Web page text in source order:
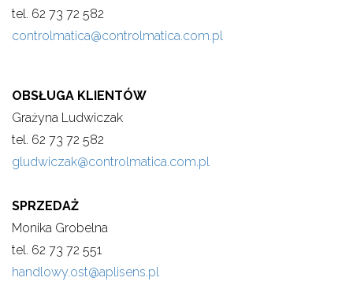
tel. 62 73 72 582
controlmatica@controlmatica.com.pl
OBSŁUGA KLIENTÓW
Grażyna Ludwiczak
tel. 62 73 72 582
gludwiczak@controlmatica.com.pl
SPRZEDAŻ
Monika Grobelna
tel. 62 73 72 551
handlowy.ost@aplisens.pl